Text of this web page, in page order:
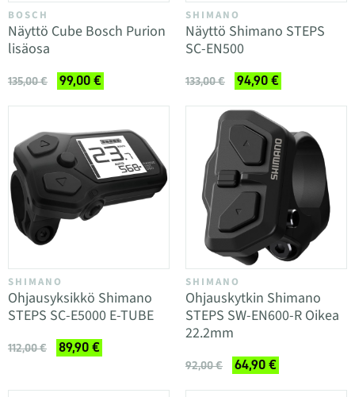
BOSCH
Näyttö Cube Bosch Purion
lisäosa
135,00 € 99,00 €
SHIMANO
Näyttö Shimano STEPS
SC-EN500
133,00 € 94,90 €
SHIMANO
Ohjausyksikkö Shimano
STEPS SC-E5000 E-TUBE
112,00 € 89,90 €
SHIMANO
Ohjauskytkin Shimano
STEPS SW-EN600-R Oikea
22.2mm
92,00 € 64,90 €